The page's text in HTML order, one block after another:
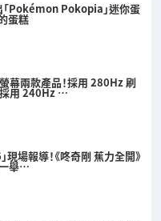
Pokémon Pokopia」迷你蛋
蛋糕
幕兩款產品！採用 280Hz 刷
用 240Hz …
現場報導！《咚奇剛 蕉力全開》
一舉…